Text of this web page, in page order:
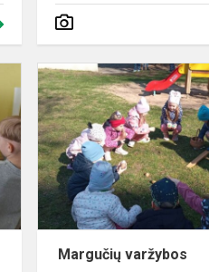
„Pasakėlės”
grupės
interaktyvi
veikla
Margučių varžybos